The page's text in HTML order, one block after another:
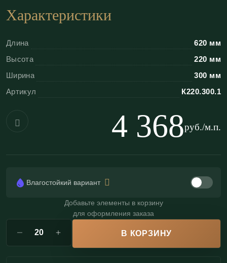
мельчайшие нюансы узора, недоступные для
Четкость рисунка:отсутствие "замыленности"
рельефа;
Пожаробезопасность:негорючий материал
(КМ0);
влагостойкого варианта (по запросу);
Идеально подходит под золочение (
) или
художественную роспись для усиления эффекта
роскоши; патинирование подчеркнёт глубину
рельефа, дополнительно акцентируя проработку
деталей и усиливая визуальную торжественность
Характеристики
Длина
620 мм
Высота
220 мм
Ширина
300 мм
Артикул
К220.300.1
4 368руб./м.п.
Влагостойкий вариант
Добавьте элементы в корзину
для оформления заказа
В КОРЗИНУ